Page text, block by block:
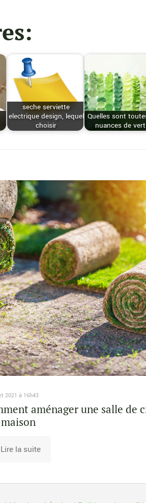
seche serviette
electrique design, lequel
choisir
Quelles sont
nuances de
2021 à 16h43
aménager une salle de
Lire la suite